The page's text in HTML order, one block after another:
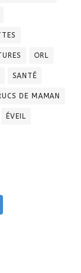
ORL
SANTÉ
DE MAMAN
ÉVEIL